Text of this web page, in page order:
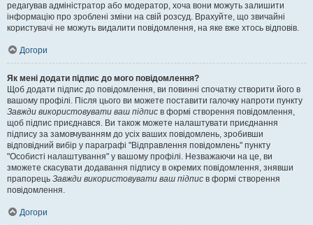
редагував адміністратор або модератор, хоча вони можуть залишити
інформацію про зроблені зміни на свій розсуд. Врахуйте, що звичайні
користувачі не можуть видалити повідомлення, на яке вже хтось відповів.
Догори
Як мені додати підпис до мого повідомлення?
Щоб додати підпис до повідомлення, ви повинні спочатку створити його в
вашому профілі. Після цього ви можете поставити галочку напроти пункту
Завжди використовувати ваш підпис в формі створення повідомлення,
щоб підпис приєднався. Ви також можете налаштувати приєднання
підпису за замовчуванням до усіх ваших повідомлень, зробивши
відповідний вибір у параграфі "Відправлення повідомлень" пункту
"Особисті налаштування" у вашому профілі. Незважаючи на це, ви
зможете скасувати додавання підпису в окремих повідомлення, знявши
прапорець Завжди використовувати ваш підпис в формі створення
повідомлення.
Догори